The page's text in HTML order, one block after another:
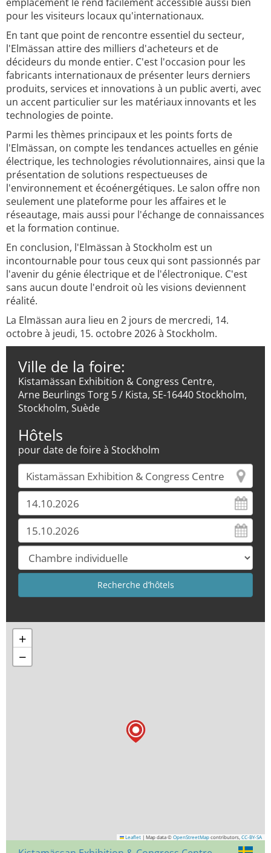
pour les visiteurs locaux qu'internationaux.
En tant que point de rencontre essentiel du secteur,
l'Elmässan attire des milliers d'acheteurs et de
décideurs du monde entier. C'est l'occasion pour les
fabricants internationaux de présenter leurs derniers
produits, services et innovations à un public averti, avec
un accent particulier sur les matériaux innovants et les
technologies de pointe.
Parmi les thèmes principaux et les points forts de
l'Elmässan, on compte les tendances actuelles en génie
électrique, les technologies révolutionnaires, ainsi que la
présentation de solutions respectueuses de
l'environnement et écoénergétiques. Le salon offre non
seulement une plateforme pour les affaires et le
réseautage, mais aussi pour l'échange de connaissances
et la formation continue.
En conclusion, l'Elmässan à Stockholm est un
incontournable pour tous ceux qui sont passionnés par
l'avenir du génie électrique et de l'électronique. C'est
sans aucun doute l'endroit où les visions deviennent
réalité.
La Elmässan aura lieu en 2 jours de mercredi, 14.
octobre à jeudi, 15. octobre 2026 à Stockholm.
Ville de la foire:
Kistamässan Exhibition & Congress Centre,
Arne Beurlings Torg 5 / Kista, SE-16440 Stockholm,
Stockholm, Suède
Hôtels
pour date de foire à Stockholm
+
−
Leaflet | Map data © OpenStreetMap contributors, CC-BY-SA